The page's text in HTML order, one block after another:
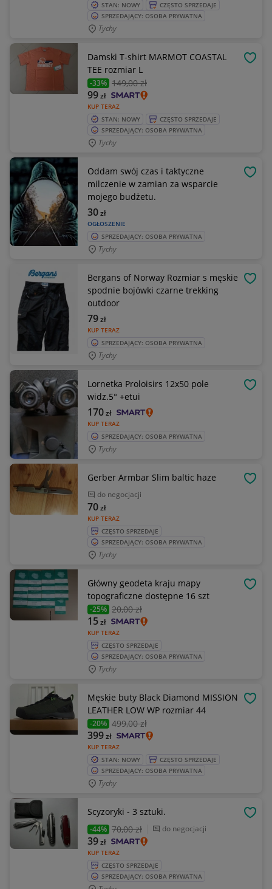
STAN: NOWY
CZĘSTO SPRZEDAJE
SPRZEDAJĄCY: OSOBA PRYWATNA
Tychy
Damski T-shirt MARMOT COASTAL
TEE rozmiar L
-33% 149,00 zł
KUP TERAZ
99zł
STAN: NOWY
CZĘSTO SPRZEDAJE
SPRZEDAJĄCY: OSOBA PRYWATNA
Tychy
Oddam swój czas i taktyczne
milczenie w zamian za wsparcie
mojego budżetu.
OGŁOSZENIE
30zł
SPRZEDAJĄCY: OSOBA PRYWATNA
Tychy
Bergans of Norway Rozmiar s męskie
spodnie bojówki czarne trekking
outdoor
KUP TERAZ
79zł
SPRZEDAJĄCY: OSOBA PRYWATNA
Tychy
Lornetka Proloisirs 12x50 pole
widz.5° +etui
KUP TERAZ
170zł
SPRZEDAJĄCY: OSOBA PRYWATNA
Tychy
Gerber Armbar Slim baltic haze
do negocjacji
KUP TERAZ
70zł
CZĘSTO SPRZEDAJE
SPRZEDAJĄCY: OSOBA PRYWATNA
Tychy
Główny geodeta kraju mapy
topograficzne dostępne 16 szt
-25% 20,00 zł
KUP TERAZ
15zł
CZĘSTO SPRZEDAJE
SPRZEDAJĄCY: OSOBA PRYWATNA
Tychy
Męskie buty Black Diamond MISSION
LEATHER LOW WP rozmiar 44
-20% 499,00 zł
KUP TERAZ
399zł
STAN: NOWY
CZĘSTO SPRZEDAJE
SPRZEDAJĄCY: OSOBA PRYWATNA
Tychy
Scyzoryki - 3 sztuki.
-44% 70,00 zł do negocjacji
KUP TERAZ
39zł
CZĘSTO SPRZEDAJE
SPRZEDAJĄCY: OSOBA PRYWATNA